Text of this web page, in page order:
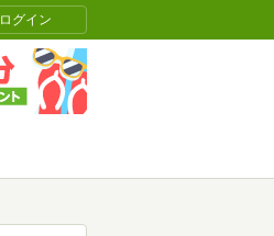
ログイン